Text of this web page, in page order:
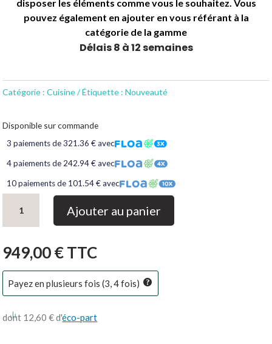
disposer les éléments comme vous le souhaitez. Vous
pouvez également en ajouter en vous référant à la
catégorie de la gamme
Délais 8 à 12 semaines
Catégorie :Cuisine Étiquette :Nouveauté
Disponible sur commande
3 paiements de 321.36 € avec
4 paiements de 242.94 € avec
10 paiements de 101.54 € avec
laquée
blanc
Ajouter au panier
949,00€TTC
Payez en plusieurs fois (3, 4 fois)
dont 12,60 € d'éco-part